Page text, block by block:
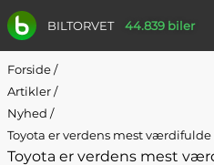
BILTORVET 44.839 biler
Forside/
Artikler/
Nyhed /
Toyota er verdens mest
Toyota er verdens mest